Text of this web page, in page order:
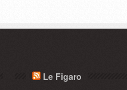
Le Figaro